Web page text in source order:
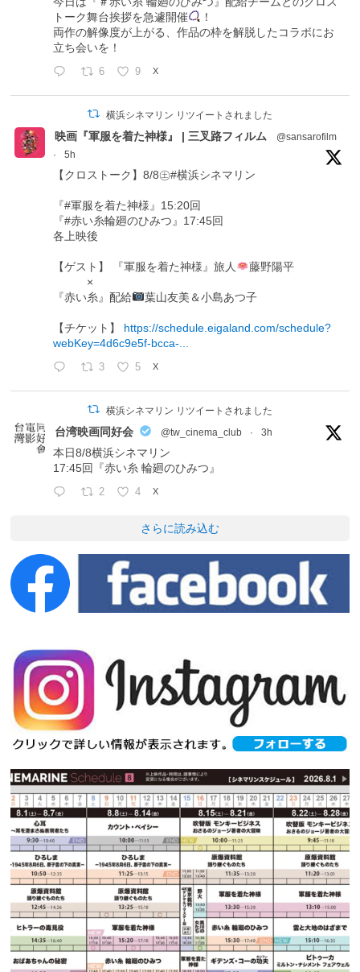
トーク舞台挨拶を急遽開催
！
両作の解像度が上がる、作品の枠を解脱したコラボにお
立ち会いを！
6 9 X
横浜シネマリン リツイートされました
映画『軍服を着た神様』 | 三叉路フィルム
@sansarofilm
·
5h
【クロストーク】8/8㊏#横浜シネマリン
『#軍服を着た神様』15:20回
『#赤い糸輪廻のひみつ』17:45回
各上映後
【ゲスト】 『軍服を着た神様』旅人
藤野陽平
×
『赤い糸』配給
葉山友美＆小島あつ子
【チケット】 https://schedule.eigaland.com/schedule?
webKey=4d6c9e5f-bcca-...
3 5 X
横浜シネマリン リツイートされました
台湾映画同好会 @tw_cinema_club · 3h
本日8/8横浜シネマリン
17:45回『赤い糸 輪廻のひみつ』
2 4 X
さらに読み込む